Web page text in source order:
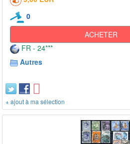
0
ACHETER
FR - 24***
Autres
+ ajout à ma sélection